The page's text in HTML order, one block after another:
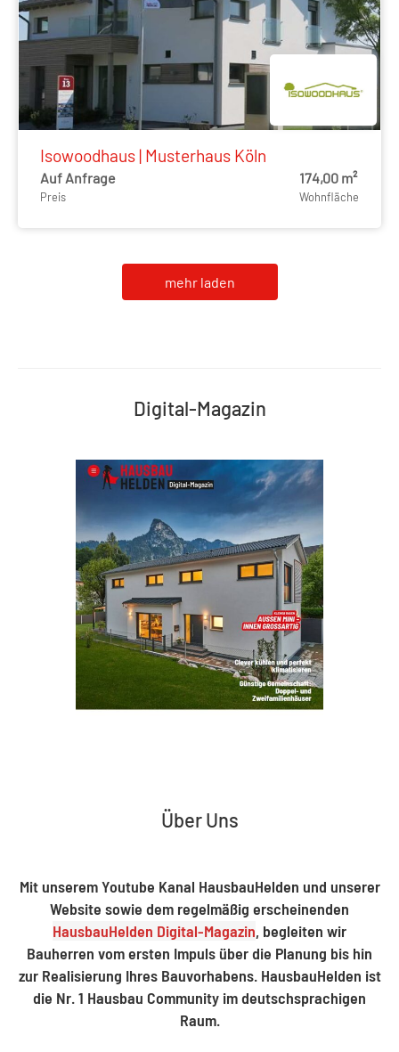
Isowoodhaus | Musterhaus Köln
Auf Anfrage
Preis
174,00 m²
Wohnfläche
mehr laden
Digital-Magazin
Über Uns
Mit unserem Youtube Kanal HausbauHelden und unserer
Website sowie dem regelmäßig erscheinenden
HausbauHelden Digital-Magazin, begleiten wir
Bauherren vom ersten Impuls über die Planung bis hin
zur Realisierung Ihres Bauvorhabens. HausbauHelden ist
die Nr. 1 Hausbau Community im deutschsprachigen
Raum.